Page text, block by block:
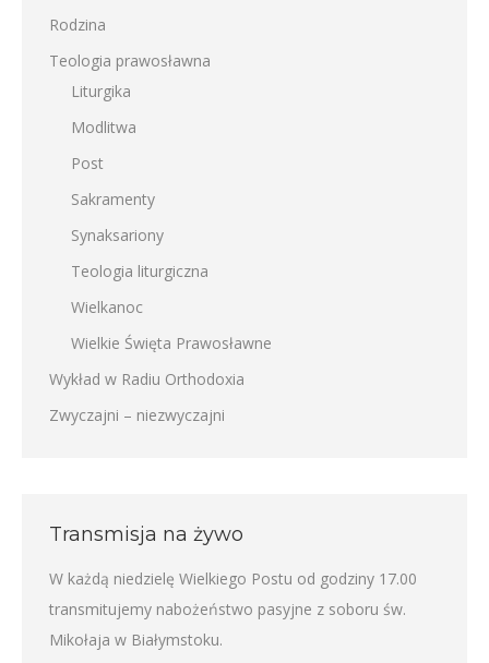
Rodzina
Teologia prawosławna
Liturgika
Modlitwa
Post
Sakramenty
Synaksariony
Teologia liturgiczna
Wielkanoc
Wielkie Święta Prawosławne
Wykład w Radiu Orthodoxia
Zwyczajni – niezwyczajni
Transmisja na żywo
W każdą niedzielę Wielkiego Postu od godziny 17.00
transmitujemy nabożeństwo pasyjne z soboru św.
Mikołaja w Białymstoku.